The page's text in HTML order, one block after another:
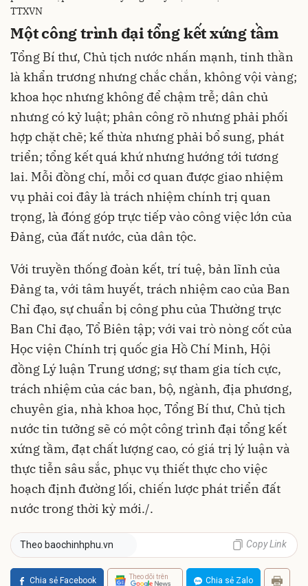
TTXVN
Một công trình đại tổng kết xứng tầm
Tổng Bí thư, Chủ tịch nước nhấn mạnh, tinh thần
là khẩn trương nhưng chắc chắn, không vội vàng;
khoa học nhưng không để chậm trễ; dân chủ
nhưng có kỷ luật; phân công rõ nhưng phải phối
hợp chặt chẽ; kế thừa nhưng phải bổ sung, phát
triển; tổng kết quá khứ nhưng hướng tới tương
lai. Mỗi đồng chí, mỗi cơ quan được giao nhiệm
vụ phải coi đây là trách nhiệm chính trị quan
trọng, là đóng góp trực tiếp vào công việc lớn của
Đảng, của đất nước, của dân tộc.
Với truyền thống đoàn kết, trí tuệ, bản lĩnh của
Đảng ta, với tâm huyết, trách nhiệm cao của Ban
Chỉ đạo, sự chuẩn bị công phu của Thường trực
Ban Chỉ đạo, Tổ Biên tập; với vai trò nòng cốt của
Học viện Chính trị quốc gia Hồ Chí Minh, Hội
đồng Lý luận Trung ương; sự tham gia tích cực,
trách nhiệm của các ban, bộ, ngành, địa phương,
chuyên gia, nhà khoa học, Tổng Bí thư, Chủ tịch
nước tin tưởng sẽ có một công trình đại tổng kết
xứng tầm, đạt chất lượng cao, có giá trị lý luận và
thực tiễn sâu sắc, phục vụ thiết thực cho việc
hoạch định đường lối, chiến lược phát triển đất
nước trong thời kỳ mới./.
Theo baochinhphu.vn Copy Link
Chia sẻ Facebook Theo dõi trên Chia sẻ Zalo